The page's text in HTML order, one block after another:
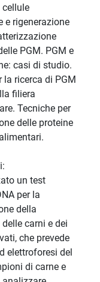
cellule
e rigenerazione
PGM. PGM e
casi di studio.
la ricerca di PGM
filiera
Tecniche per
delle proteine
un test
per la
della
carni e dei
che prevede
elettroforesi del
di carne e